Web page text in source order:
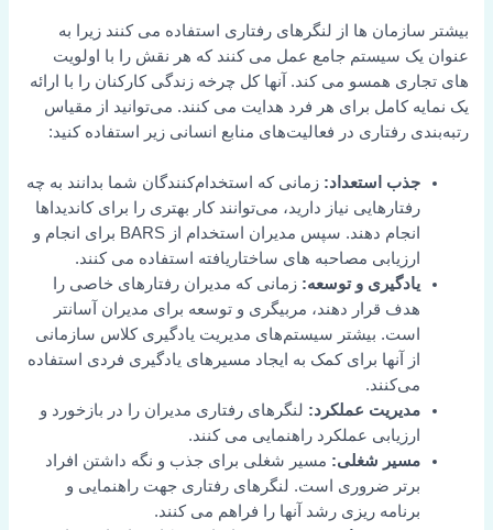
بیشتر سازمان ها از لنگرهای رفتاری استفاده می کنند زیرا به
عنوان یک سیستم جامع عمل می کنند که هر نقش را با اولویت
های تجاری همسو می کند. آنها کل چرخه زندگی کارکنان را با ارائه
یک نمایه کامل برای هر فرد هدایت می کنند. می‌توانید از مقیاس
رتبه‌بندی رفتاری در فعالیت‌های منابع انسانی زیر استفاده کنید:
جذب استعداد: زمانی که استخدام‌کنندگان شما بدانند به چه
رفتارهایی نیاز دارید، می‌توانند کار بهتری را برای کاندیداها
انجام دهند. سپس مدیران استخدام از BARS برای انجام و
ارزیابی مصاحبه های ساختاریافته استفاده می کنند.
یادگیری و توسعه: زمانی که مدیران رفتارهای خاصی را
هدف قرار دهند، مربیگری و توسعه برای مدیران آسانتر
است. بیشتر سیستم‌های مدیریت یادگیری کلاس سازمانی
از آنها برای کمک به ایجاد مسیرهای یادگیری فردی استفاده
می‌کنند.
مدیریت عملکرد: لنگرهای رفتاری مدیران را در بازخورد و
ارزیابی عملکرد راهنمایی می کنند.
مسیر شغلی: مسیر شغلی برای جذب و نگه داشتن افراد
برتر ضروری است. لنگرهای رفتاری جهت راهنمایی و
برنامه ریزی رشد آنها را فراهم می کنند.